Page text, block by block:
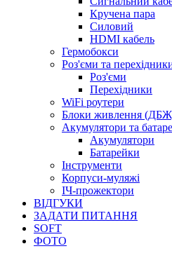
Кручена пара
Силовий
HDMI кабель
Гермобокси
Роз'єми та
Роз'єми
Перехідники
WiFi роутери
Блоки живлення
Акумулятори та
Акумулятори
Батарейки
Інструменти
Корпуси-муляжі
ІЧ-прожектори
ВІДГУКИ
ЗАДАТИ ПИТАННЯ
SOFT
ФОТО